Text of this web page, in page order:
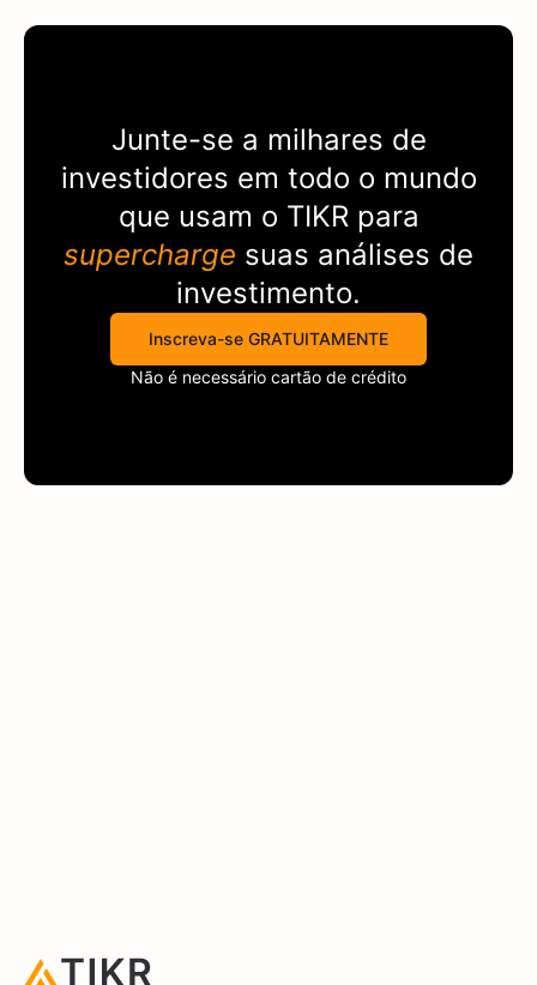
Junte-se a milhares de
investidores em todo o mundo
que usam o TIKRpara
supercharge suas análises de
investimento.
Inscreva-se GRATUITAMENTE
Não é necessário cartão de crédito